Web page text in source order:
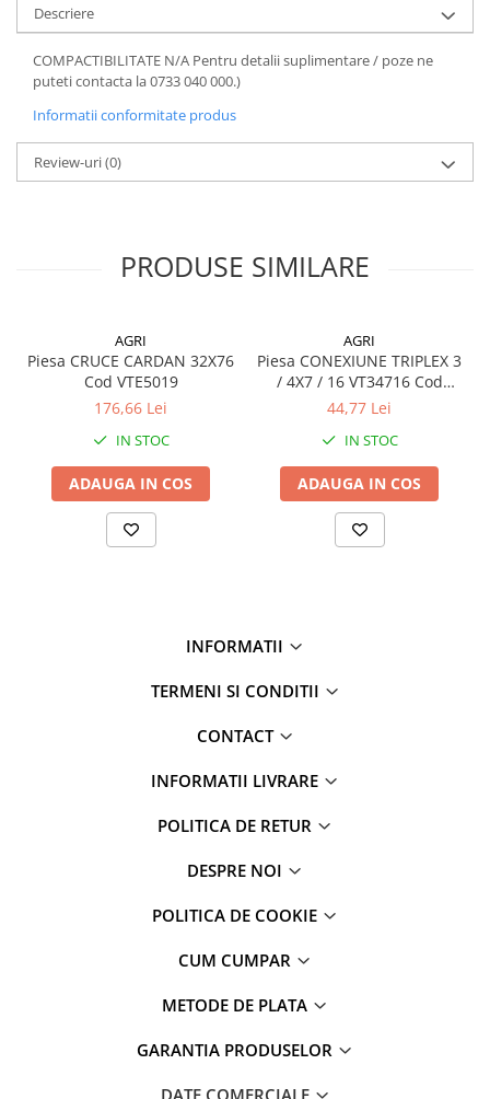
Descriere
COMPACTIBILITATE N/A Pentru detalii suplimentare / poze ne
puteti contacta la 0733 040 000.)
Informatii conformitate produs
Review-uri(0)
PRODUSE SIMILARE
AGRI
Piesa CRUCE CARDAN 32X76
Cod VTE5019
176,66 Lei
IN STOC
ADAUGA IN COS
AGRI
Piesa CONEXIUNE TRIPLEX 3
/ 4X7 / 16 VT34716 Cod
VT34716
44,77 Lei
IN STOC
ADAUGA IN COS
INFORMATII
TERMENI SI CONDITII
CONTACT
INFORMATII LIVRARE
POLITICA DE RETUR
DESPRE NOI
POLITICA DE COOKIE
CUM CUMPAR
METODE DE PLATA
GARANTIA PRODUSELOR
DATE COMERCIALE